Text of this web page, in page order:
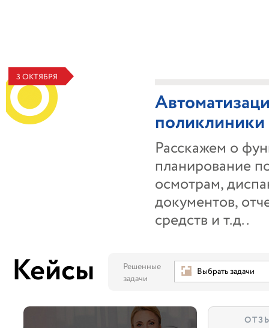
3 ОКТЯБРЯ
Расскажем о
планирование
осмотрам,
документов,
средств и т.д..
Кейсы
Решенные
задачи
Выбрать задачи